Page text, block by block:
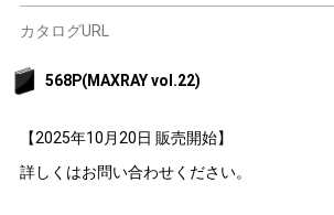
カタログURL
568P(MAXRAY vol.22)
【2025年10月20日 販売開始】
詳しくはお問い合わせください。